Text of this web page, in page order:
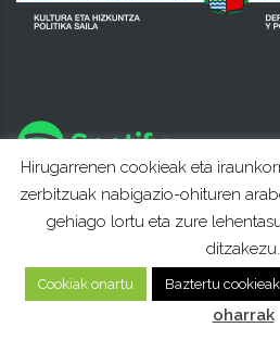
Hirugarrenen cookieak eta
zerbitzuak nabigazio-ohituren
gehiago lortu eta zure
ditzakezu.
Cookiak onartu Baztertu cookieak
oharrak